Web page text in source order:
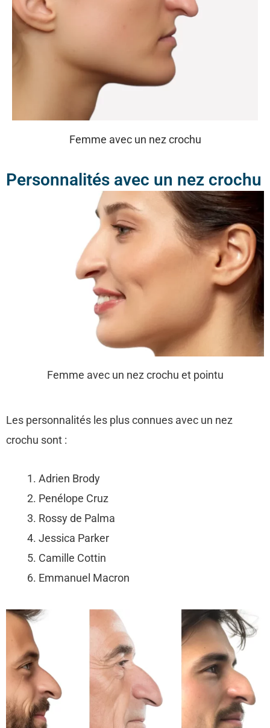
Femme avec un nez crochu
Personnalités avec un nez crochu
Femme avec un nez crochu et pointu
Les personnalités les plus connues avec un nez
crochu sont :
Adrien Brody
Penélope Cruz
Rossy de Palma
Jessica Parker
Camille Cottin
Emmanuel Macron